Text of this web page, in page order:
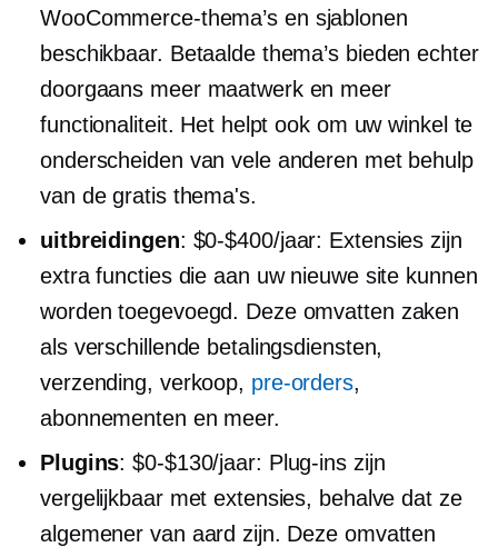
WooCommerce-thema’s en sjablonen
beschikbaar. Betaalde thema’s bieden echter
doorgaans meer maatwerk en meer
functionaliteit. Het helpt ook om uw winkel te
onderscheiden van vele anderen met behulp
van de gratis thema's.
uitbreidingen: $0-$400/jaar: Extensies zijn
extra functies die aan uw nieuwe site kunnen
worden toegevoegd. Deze omvatten zaken
als verschillende betalingsdiensten,
verzending, verkoop, pre-orders,
abonnementen en meer.
Plugins:$0-$130/jaar: Plug-ins zijn
vergelijkbaar met extensies, behalve dat ze
algemener van aard zijn. Deze omvatten